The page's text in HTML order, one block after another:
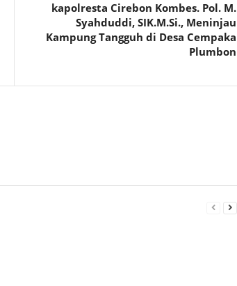
kapolresta Cirebon Kombes. Pol. M.
Syahduddi, SIK.M.Si., Meninjau
Kampung Tangguh di Desa Cempaka
Plumbon